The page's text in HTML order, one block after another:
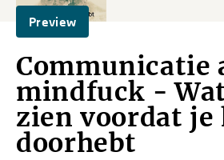
Preview
Communicatie
mindfuck -
zien voordat je
doorhebt